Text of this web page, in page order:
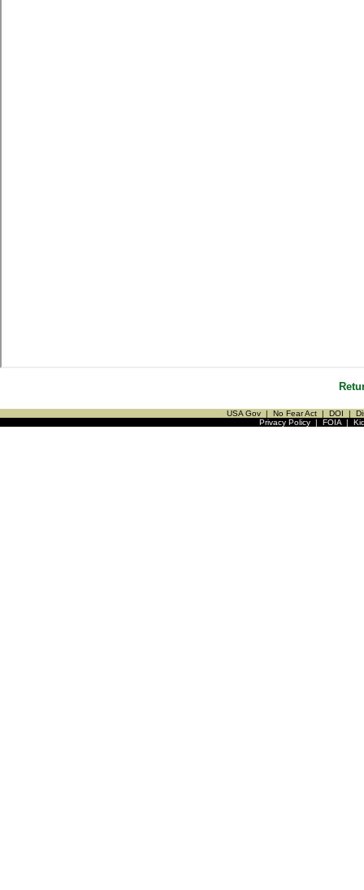
USA Gov | No Fear Act | DOI |
Privacy Policy| FOIA|